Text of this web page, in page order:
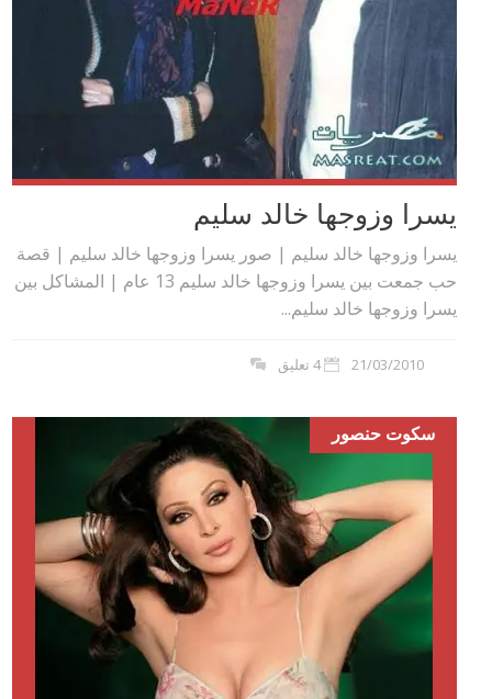
يسرا وزوجها خالد سليم
يسرا وزوجها خالد سليم | صور يسرا وزوجها خالد سليم | قصة
حب جمعت بين يسرا وزوجها خالد سليم 13 عام | المشاكل بين
يسرا وزوجها خالد سليم...
21/03/2010 4 تعليق
سكوت حنصور